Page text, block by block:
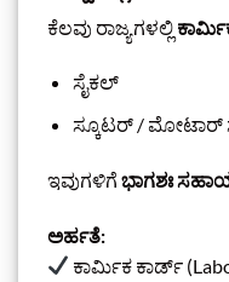
ಕೆಲವು ರಾಜ್ಯಗಳಲ್ಲಿ
ಸೈಕಲ್
ಸ್ಕೂಟರ್ / ಮೋಟಾರ್
ಇವುಗಳಿಗೆ ಭಾಗಶಃ
ಅರ್ಹತೆ:
ಕಾರ್ಮಿಕ ಕಾರ್ಡ್